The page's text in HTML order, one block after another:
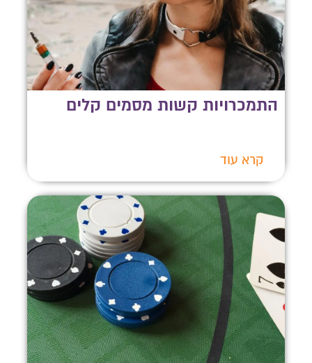
התמכרויות קשות מסמים קלים
קרא עוד